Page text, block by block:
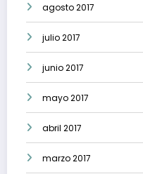
agosto 2017
julio 2017
junio 2017
mayo 2017
abril 2017
marzo 2017